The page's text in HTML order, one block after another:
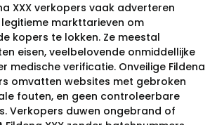
XXX verkopers vaak adverteren
markttarieven om
kopers te lokken. Ze meestal
eisen, veelbelovende onmiddellijke
medische verificatie. Onveilige Fildena
omvatten websites met gebroken
fouten, en geen controleerbare
Verkopers duwen ongebrand of